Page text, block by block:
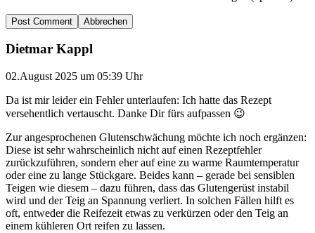
Abbrechen
Dietmar Kappl
02.August 2025 um 05:39 Uhr
Da ist mir leider ein Fehler unterlaufen: Ich hatte das Rezept
versehentlich vertauscht. Danke Dir fürs aufpassen 😉
Zur angesprochenen Glutenschwächung möchte ich noch ergänzen:
Diese ist sehr wahrscheinlich nicht auf einen Rezeptfehler
zurückzuführen, sondern eher auf eine zu warme Raumtemperatur
oder eine zu lange Stückgare. Beides kann – gerade bei sensiblen
Teigen wie diesem – dazu führen, dass das Glutengerüst instabil
wird und der Teig an Spannung verliert. In solchen Fällen hilft es
oft, entweder die Reifezeit etwas zu verkürzen oder den Teig an
einem kühleren Ort reifen zu lassen.